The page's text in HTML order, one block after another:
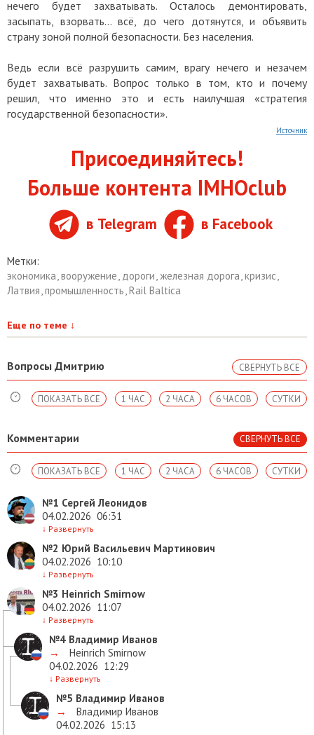
нечего будет захватывать. Осталось демонтировать,
засыпать, взорвать… всё, до чего дотянутся, и объявить
страну зоной полной безопасности. Без населения.
Ведь если всё разрушить самим, врагу нечего и незачем
будет захватывать. Вопрос только в том, кто и почему
решил, что именно это и есть наилучшая «стратегия
государственной безопасности».
Источник
Присоединяйтесь!
Больше контента IMHOclub
в Telegram в Facebook
Метки:
экономика вооружение дороги железная дорога кризис
Латвия промышленность Rail Baltica
Еще по теме ↓
Вопросы Дмитрию СВЕРНУТЬ ВСЕ
СУТКИ
6 ЧАСОВ
2 ЧАСА
1 ЧАС
ПОКАЗАТЬ ВСЕ
Комментарии СВЕРНУТЬ ВСЕ
СУТКИ
6 ЧАСОВ
2 ЧАСА
1 ЧАС
ПОКАЗАТЬ ВСЕ
№1 Сергей Леонидов
04.02.2026 06:31
↓ Развернуть
№2 Юрий Васильевич Мартинович
04.02.2026 10:10
↓ Развернуть
№3 Heinrich Smirnow
04.02.2026 11:07
↓ Развернуть
№4 Владимир Иванов
→
Heinrich Smirnow
04.02.2026 12:29
↓ Развернуть
№5 Владимир Иванов
→
Владимир Иванов
04.02.2026 15:13